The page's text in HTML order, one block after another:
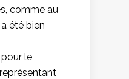
comme au
été bien
le